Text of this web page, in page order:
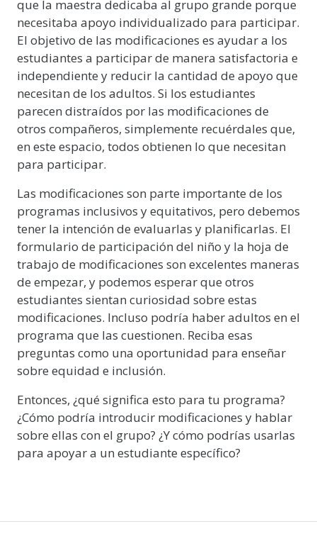
que la maestra dedicaba al grupo grande porque
necesitaba apoyo individualizado para participar.
El objetivo de las modificaciones es ayudar a los
estudiantes a participar de manera satisfactoria e
independiente y reducir la cantidad de apoyo que
necesitan de los adultos. Si los estudiantes
parecen distraídos por las modificaciones de
otros compañeros, simplemente recuérdales que,
en este espacio, todos obtienen lo que necesitan
para participar.
Las modificaciones son parte importante de los
programas inclusivos y equitativos, pero debemos
tener la intención de evaluarlas y planificarlas. El
formulario de participación del niño y la hoja de
trabajo de modificaciones son excelentes maneras
de empezar, y podemos esperar que otros
estudiantes sientan curiosidad sobre estas
modificaciones. Incluso podría haber adultos en el
programa que las cuestionen. Reciba esas
preguntas como una oportunidad para enseñar
sobre equidad e inclusión.
Entonces, ¿qué significa esto para tu programa?
¿Cómo podría introducir modificaciones y hablar
sobre ellas con el grupo? ¿Y cómo podrías usarlas
para apoyar a un estudiante específico?